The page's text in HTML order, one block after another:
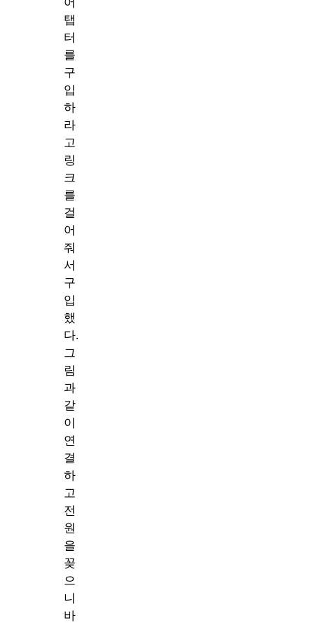
탭
터
를
구
입
하
라
고
링
크
를
걸
어
줘
서
구
입
했
다.
그
림
과
같
이
연
결
하
고
전
원
을
꽂
으
니
바